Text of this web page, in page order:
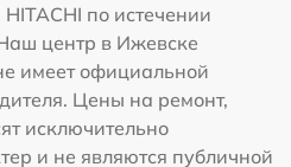
по истечении
центр в Ижевске
имеет официальной
Цены на ремонт,
исключительно
и не являются публичной